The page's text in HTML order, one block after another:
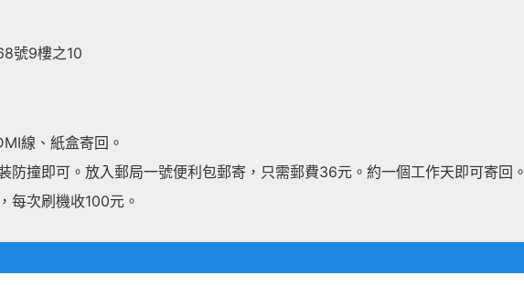
號9樓之10
線、紙盒寄回。
防撞即可。放入郵局一號便利包郵寄，只需郵費36元。約一個工作天即可寄回。
每次刷機收100元。